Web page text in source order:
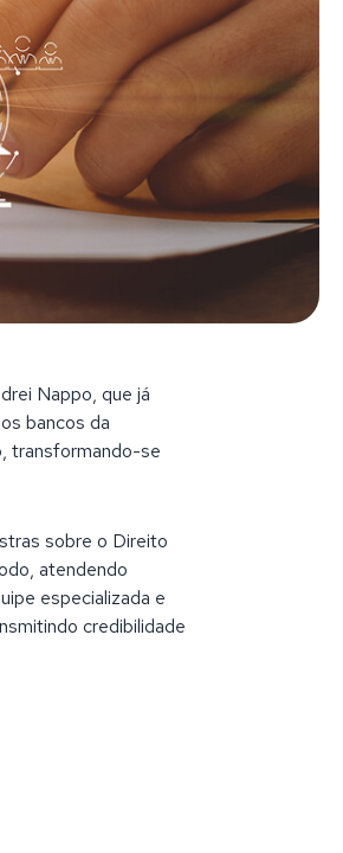
Nappo, que já
bancos da
transformando-se
sobre o Direito
atendendo
especializada e
credibilidade